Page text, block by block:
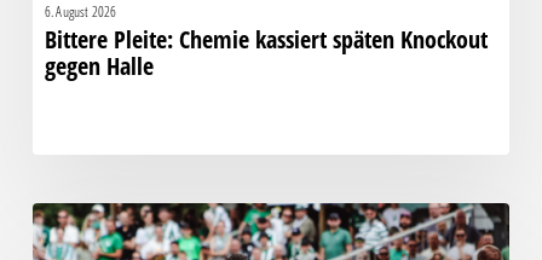
6. August 2026
Bittere Pleite: Chemie kassiert späten Knockout
gegen Halle
“Einer
für